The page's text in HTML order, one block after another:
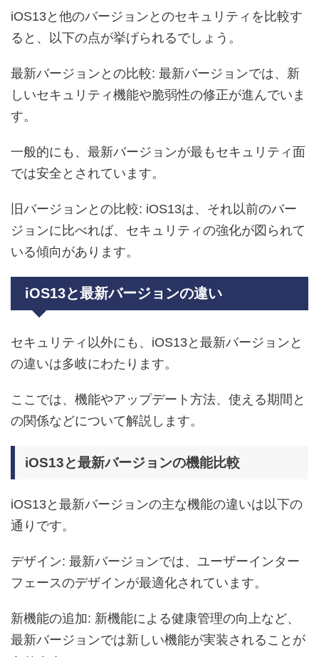
iOS13と他のバージョンとのセキュリティを比較す
ると、以下の点が挙げられるでしょう。
最新バージョンとの比較: 最新バージョンでは、新
しいセキュリティ機能や脆弱性の修正が進んでいま
す。
一般的にも、最新バージョンが最もセキュリティ面
では安全とされています。
旧バージョンとの比較: iOS13は、それ以前のバー
ジョンに比べれば、セキュリティの強化が図られて
いる傾向があります。
iOS13と最新バージョンの違い
セキュリティ以外にも、iOS13と最新バージョンと
の違いは多岐にわたります。
ここでは、機能やアップデート方法、使える期間と
の関係などについて解説します。
iOS13と最新バージョンの機能比較
iOS13と最新バージョンの主な機能の違いは以下の
通りです。
デザイン: 最新バージョンでは、ユーザーインター
フェースのデザインが最適化されています。
新機能の追加: 新機能による健康管理の向上など、
最新バージョンでは新しい機能が実装されることが